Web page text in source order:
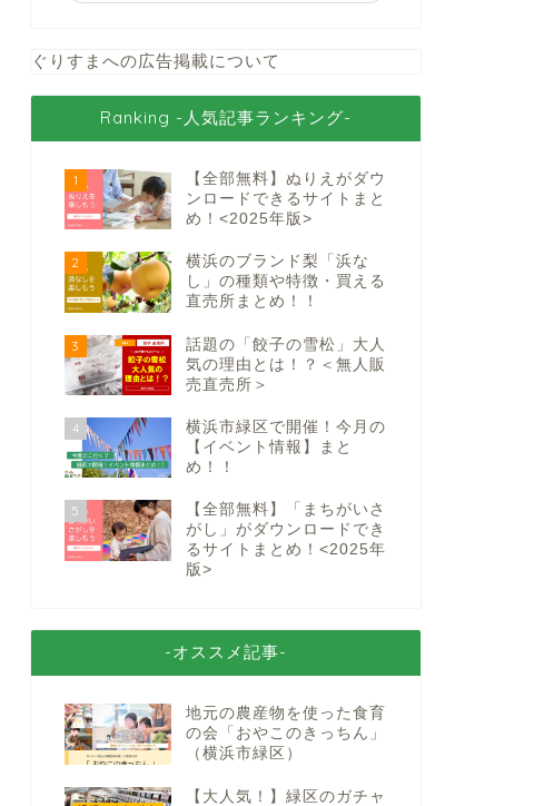
ぐりすまへの広告掲載について
Ranking -人気記事ランキング-
1
【全部無料】ぬりえがダウ
ンロードできるサイトまと
め！<2025年版>
2
横浜のブランド梨「浜な
し」の種類や特徴・買える
直売所まとめ！！
3
話題の「餃子の雪松」大人
気の理由とは！？＜無人販
売直売所＞
4
横浜市緑区で開催！今月の
【イベント情報】まと
め！！
5
【全部無料】「まちがいさ
がし」がダウンロードでき
るサイトまとめ！<2025年
版>
-オススメ記事-
地元の農産物を使った食育
の会「おやこのきっちん」
（横浜市緑区）
【大人気！】緑区のガチャ